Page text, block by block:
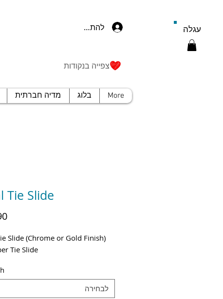
להתחברות
צפייה בנקודות
מדיה חברתית בלוג More
עגלה
Tie Slide
Slide (Chrome or Gold Finish)
Tie Slide
לבחירה